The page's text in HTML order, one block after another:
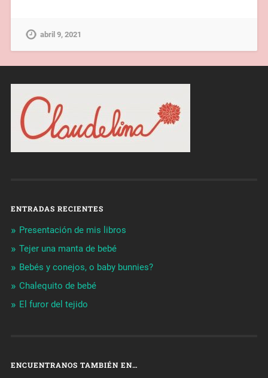
abril 9, 2021
ENTRADAS RECIENTES
Presentación de mis libros
Tejer una manta de bebé
Bebés y conejos, o baby bunnies?
Chalequito de bebé
El furor del tejido
ENCUENTRANOS TAMBIÉN EN…